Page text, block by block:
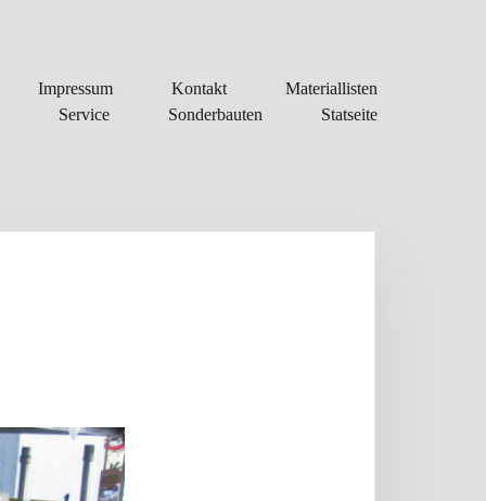
Impressum Kontakt
Materiallisten
Service Sonderbauten Statseite